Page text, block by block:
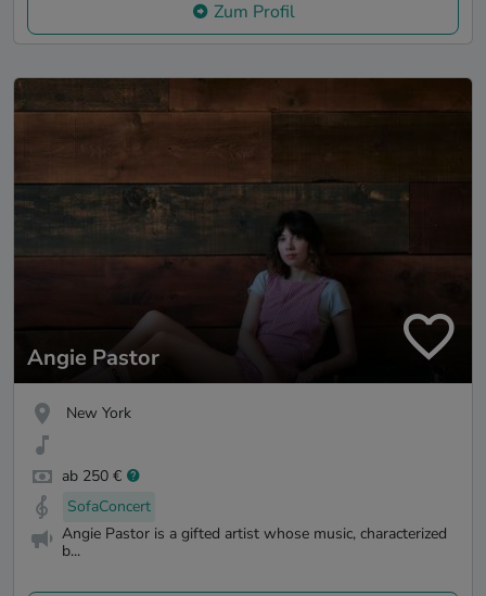
Zum Profil
Angie Pastor
New York
ab 250 €
SofaConcert
Angie Pastor is a gifted artist whose music, characterized
b...